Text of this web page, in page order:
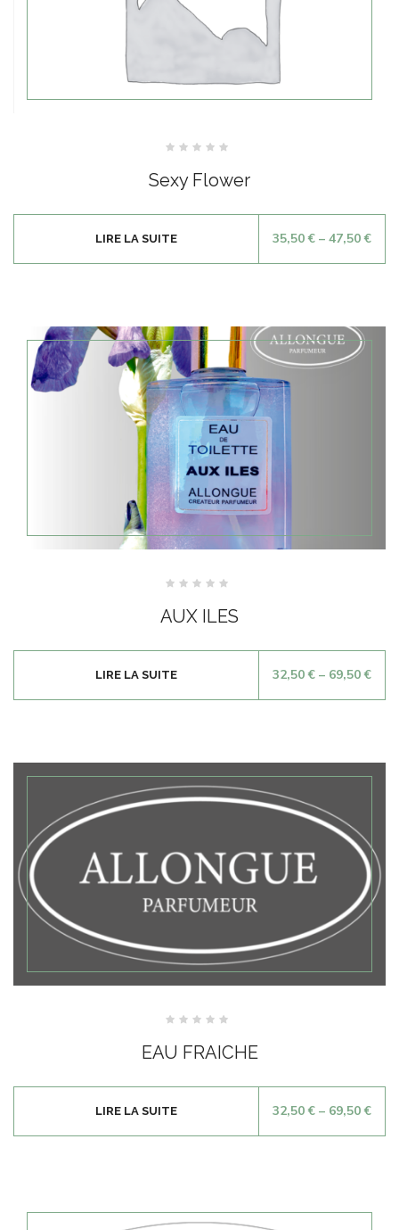
sur
5
Sexy Flower
35,50€ – 47,50€
LIRE LA SUITE
sur
5
AUX ILES
32,50€ – 69,50€
LIRE LA SUITE
sur
5
EAU FRAICHE
32,50€ – 69,50€
LIRE LA SUITE